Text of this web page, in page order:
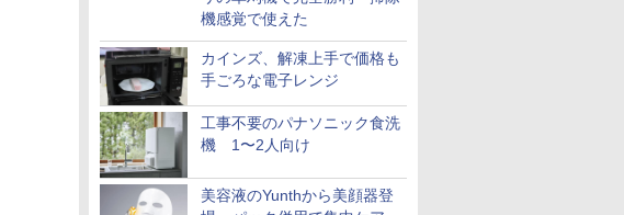
機感覚で使えた
カインズ、解凍上手で価格も
手ごろな電子レンジ
工事不要のパナソニック食洗
機 1〜2人向け
美容液のYunthから美顔器登